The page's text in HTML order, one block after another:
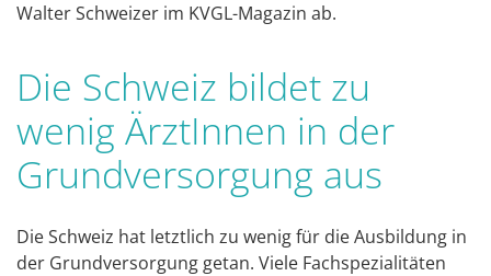
Walter Schweizer im KVGL-Magazin ab.
Die Schweiz bildet zu
wenig ÄrztInnen in der
Grundversorgung aus
Die Schweiz hat letztlich zu wenig für die Ausbildung in
der Grundversorgung getan. Viele Fachspezialitäten